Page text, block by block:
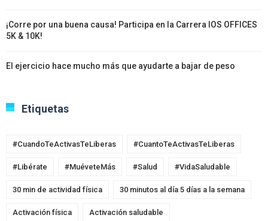
¡Corre por una buena causa! Participa en la Carrera IOS OFFICES
5K & 10K!
El ejercicio hace mucho más que ayudarte a bajar de peso
Etiquetas
#CuandoTeActivasTeLiberas #CuantoTeActivasTeLiberas
#Libérate #MuéveteMás #Salud #VidaSaludable
30 min de actividad física 30 minutos al día 5 días a la semana
Activación física Activación saludable